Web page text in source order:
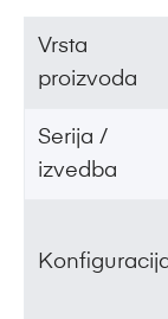
Vrsta
proizvoda
Serija /
izvedba